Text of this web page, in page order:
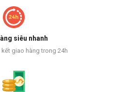
siêu nhanh
kết giao hàng trong 24h